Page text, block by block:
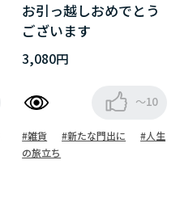
お引っ越しおめでとう
ございます
3,080円
～10
#雑貨 #新たな門出に
#人生
の旅立ち